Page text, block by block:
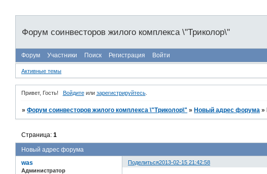
Форум соинвесторов жилого комплекса \"Триколор\"
Форум Участники Поиск Регистрация Войти
Активные темы
Привет, Гость! Войдитеили зарегистрируйтесь.
»Форум соинвесторов жилого комплекса \"Триколор\" » Новый адрес форума »
Новый адрес форума
Страница:1
Поделиться2013-02-15 21:42:58
was
Администратор